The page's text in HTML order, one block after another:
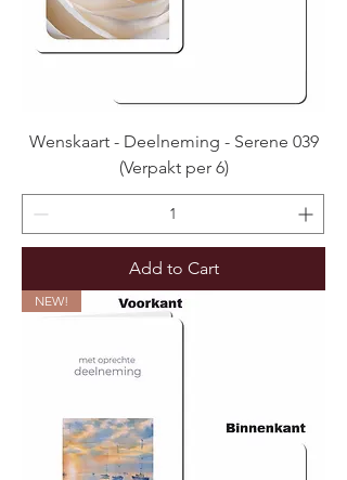
Wenskaart - Deelneming - Serene 039
(Verpakt per 6)
Add to Cart
NEW!